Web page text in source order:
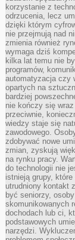
korzystanie z
odrzucenia, lecz
dzięki którym
nie przejmują nad
zmienia również
wymaga dziś
kilka lat temu nie
programów,
automatyzacja czy
opartych na
bardziej
nie kończy się
przeciwnie,
wiedzy staje się
zawodowego.
zdobywać nowe
zmian, zyskują
na rynku pracy.
do technologii nie
istnieją grupy,
utrudniony kontakt
być seniorzy,
skomunikowanych
dochodach lub ci,
podstawowych
narzędzi.